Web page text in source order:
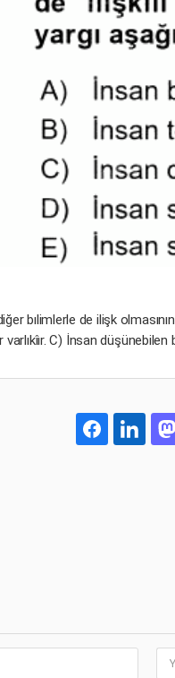
bılimlerle de ilişk
varlıkîır. C) İnsan